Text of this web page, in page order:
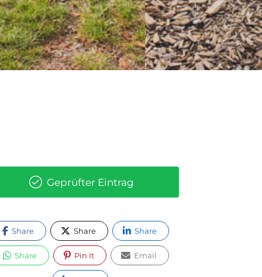
Geprüfter Eintrag
Share Share Share
Share Pin It Email